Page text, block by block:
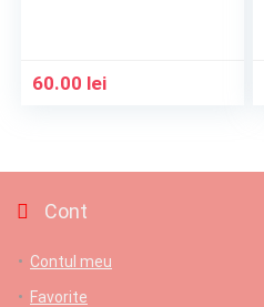
60.00 lei
Cont
Contul meu
Favorite